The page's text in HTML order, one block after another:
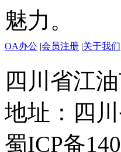
魅力。
OA办公 |会员注册 |关于我们
四川省江
地址：四
蜀ICP备